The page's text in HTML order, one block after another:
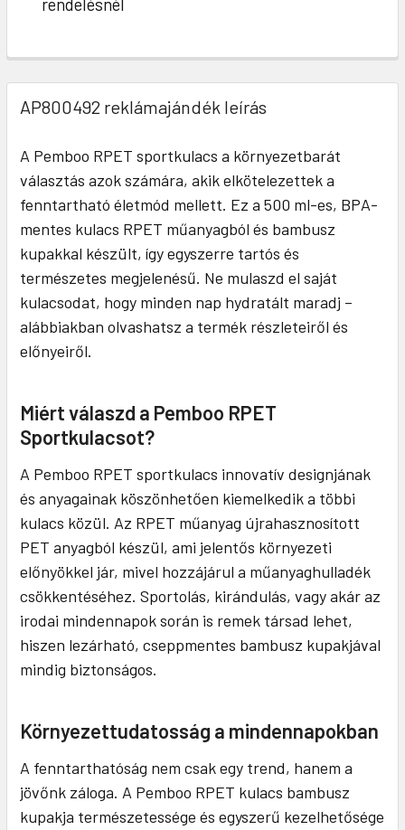
rendelésnél
AP800492 reklámajándék leírás
A Pemboo RPET sportkulacs a környezetbarát
választás azok számára, akik elkötelezettek a
fenntartható életmód mellett. Ez a 500 ml-es, BPA-
mentes kulacs RPET műanyagból és bambusz
kupakkal készült, így egyszerre tartós és
természetes megjelenésű. Ne mulaszd el saját
kulacsodat, hogy minden nap hydratált maradj –
alábbiakban olvashatsz a termék részleteiről és
előnyeiről.
Miért válaszd a Pemboo RPET
Sportkulacsot?
A Pemboo RPET sportkulacs innovatív designjának
és anyagainak köszönhetően kiemelkedik a többi
kulacs közül. Az RPET műanyag újrahasznosított
PET anyagból készül, ami jelentős környezeti
előnyökkel jár, mivel hozzájárul a műanyaghulladék
csökkentéséhez. Sportolás, kirándulás, vagy akár az
irodai mindennapok során is remek társad lehet,
hiszen lezárható, cseppmentes bambusz kupakjával
mindig biztonságos.
Környezettudatosság a mindennapokban
A fenntarthatóság nem csak egy trend, hanem a
jövőnk záloga. A Pemboo RPET kulacs bambusz
kupakja természetessége és egyszerű kezelhetősége